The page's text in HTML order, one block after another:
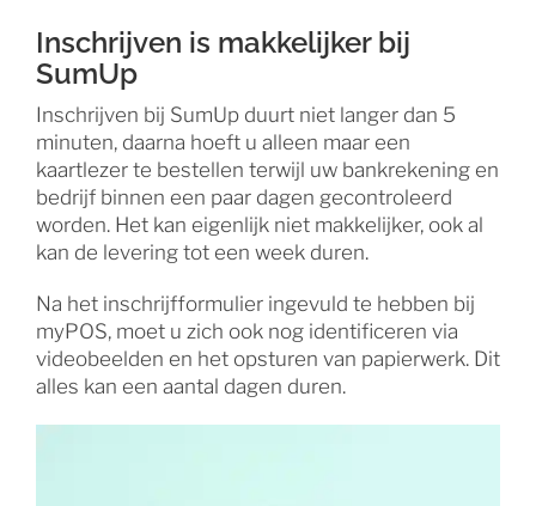
Inschrijven is makkelijker bij
SumUp
Inschrijven bij SumUp duurt niet langer dan 5
minuten, daarna hoeft u alleen maar een
kaartlezer te bestellen terwijl uw bankrekening en
bedrijf binnen een paar dagen gecontroleerd
worden. Het kan eigenlijk niet makkelijker, ook al
kan de levering tot een week duren.
Na het inschrijfformulier ingevuld te hebben bij
myPOS, moet u zich ook nog identificeren via
videobeelden en het opsturen van papierwerk. Dit
alles kan een aantal dagen duren.